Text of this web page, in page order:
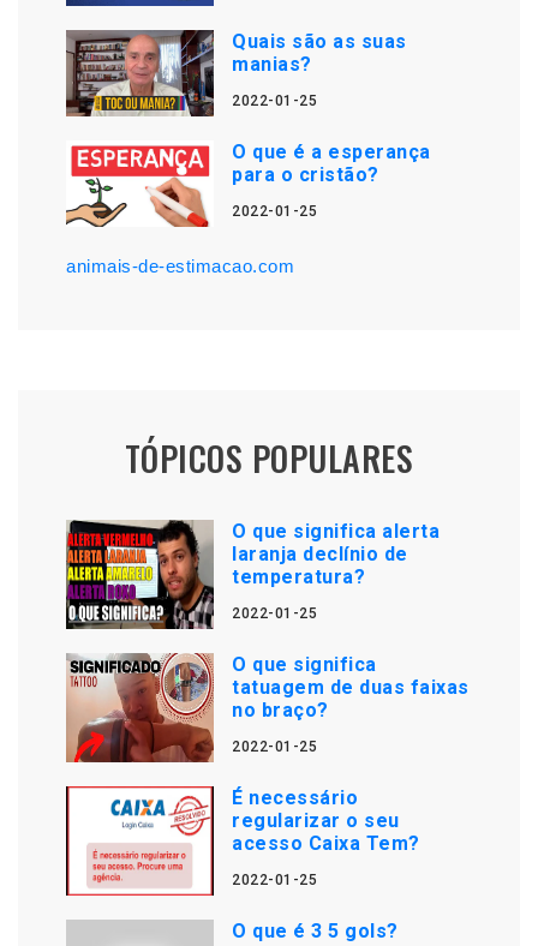
Quais são as suas
manias?
2022-01-25
O que é a esperança
para o cristão?
2022-01-25
animais-de-estimacao.com
TÓPICOS POPULARES
O que significa alerta
laranja declínio de
temperatura?
2022-01-25
O que significa
tatuagem de duas faixas
no braço?
2022-01-25
É necessário
regularizar o seu
acesso Caixa Tem?
2022-01-25
O que é 3 5 gols?